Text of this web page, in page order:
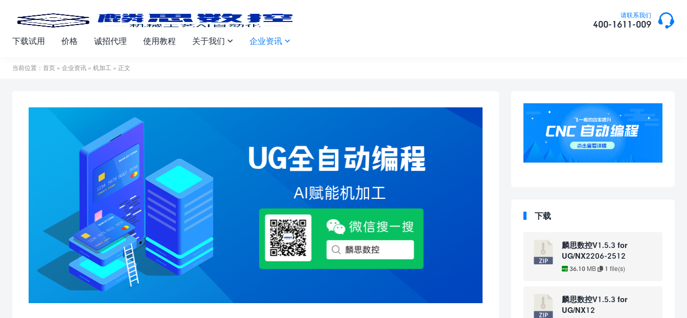
请联系我们
400-1611-009 
下载试用 价格 诚招代理 使用教程 关于我们  企业资讯 
当前位置： 首页 » 企业资讯 » 机加工 » 正文
下载
麟思数控V1.5.3 for
UG/NX2206-2512
36.10 MB 1 file(s)
麟思数控V1.5.3 for
UG/NX12